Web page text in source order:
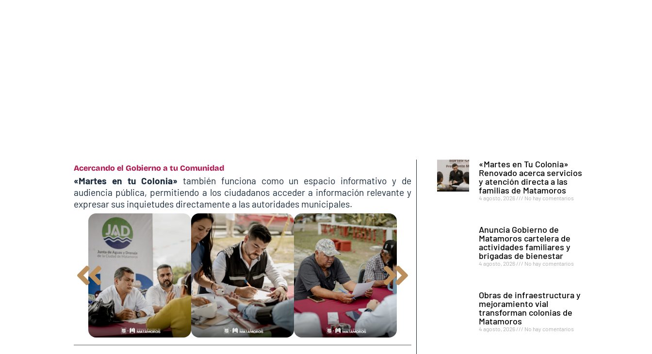
Acercando el Gobierno a tu Comunidad
«Martes en tu Colonia» también funciona como un espacio informativo y de
audiencia pública, permitiendo a los ciudadanos acceder a información relevante y
expresar sus inquietudes directamente a las autoridades municipales.
«Martes en Tu Colonia»
Renovado acerca servicios
y atención directa a las
familias de Matamoros
4 agosto, 2026 No hay comentarios
Anuncia Gobierno de
Matamoros cartelera de
actividades familiares y
brigadas de bienestar
4 agosto, 2026 No hay comentarios
Obras de infraestructura y
mejoramiento vial
transforman colonias de
Matamoros
4 agosto, 2026 No hay comentarios